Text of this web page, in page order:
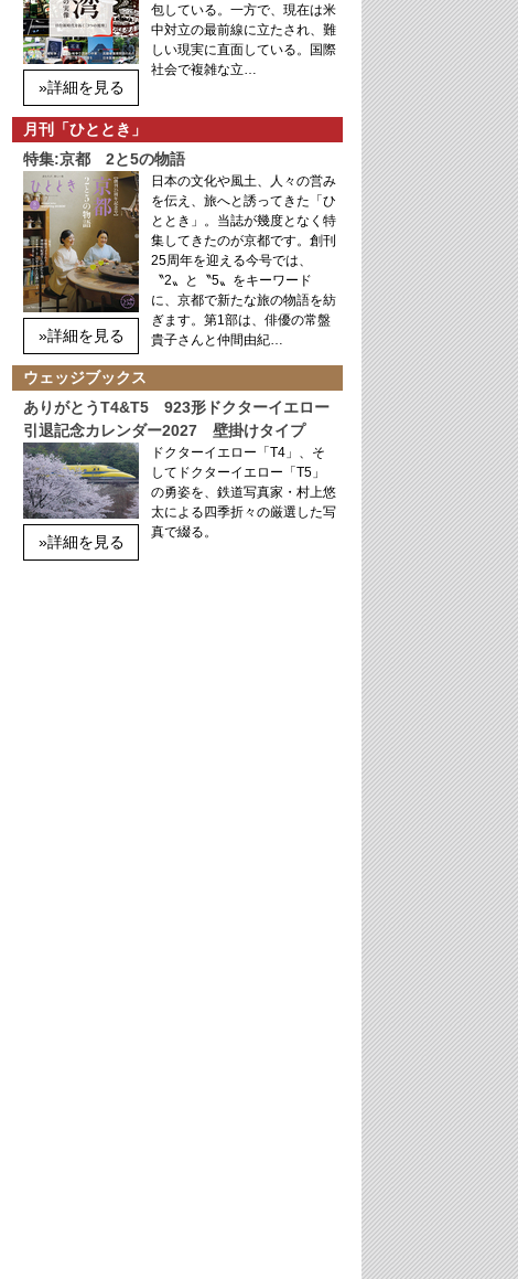
»詳細を見る
包している。一方で、現在は米
中対立の最前線に立たされ、難
しい現実に直面している。国際
社会で複雑な立…
月刊「ひととき」
特集:京都 2と5の物語
»詳細を見る
日本の文化や風土、人々の営み
を伝え、旅へと誘ってきた「ひ
ととき」。当誌が幾度となく特
集してきたのが京都です。創刊
25周年を迎える今号では、
〝2〟と〝5〟をキーワード
に、京都で新たな旅の物語を紡
ぎます。第1部は、俳優の常盤
貴子さんと仲間由紀…
ウェッジブックス
ありがとうT4&T5 923形ドクターイエロー
引退記念カレンダー2027 壁掛けタイプ
»詳細を見る
ドクターイエロー「T4」、そ
してドクターイエロー「T5」
の勇姿を、鉄道写真家・村上悠
太による四季折々の厳選した写
真で綴る。